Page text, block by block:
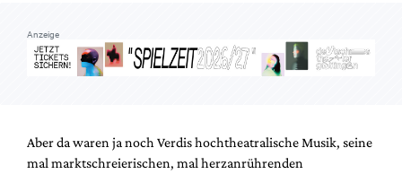
Anzeige
Aber da waren ja noch Verdis hochtheatralische Musik, seine
mal marktschreierischen, mal herzanrührenden